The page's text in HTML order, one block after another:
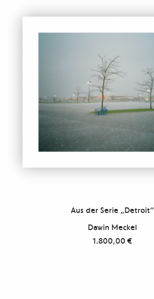
Aus der Serie „Detroit“
Dawin Meckel
1.800,00€